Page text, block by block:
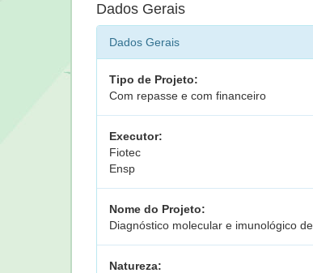
Dados Gerais
Dados Gerais
Tipo de Projeto:
Com repasse e com financeiro
Executor:
Fiotec
Ensp
Nome do Projeto:
Diagnóstico molecular e imunológico
Natureza: